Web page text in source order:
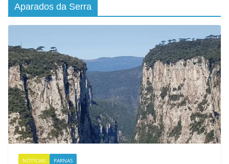
Aparados da Serra
NOTÍCIAS PARNAS